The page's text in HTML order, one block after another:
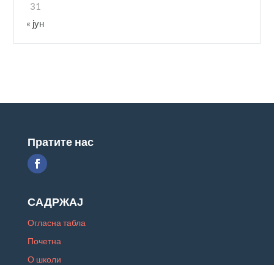
31
« јун
Пратите нас
САДРЖАЈ
Огласна табла
Почетна
О школи